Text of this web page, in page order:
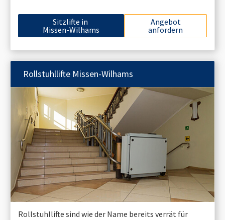
Sitzlifte in
Missen-Wilhams
Angebot
anfordern
Rollstuhllifte Missen-Wilhams
Rollstuhllifte sind wie der Name bereits verrät für